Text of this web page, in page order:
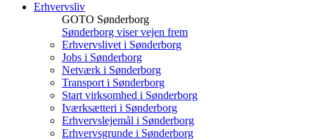
Erhvervsliv
GOTO Sønderborg
Sønderborg viser vejen frem
Erhvervslivet i Sønderborg
Jobs i Sønderborg
Netværk i Sønderborg
Transport i Sønderborg
Start virksomhed i Sønderborg
Iværksætteri i Sønderborg
Erhvervslejemål i Sønderborg
Erhvervsgrunde i Sønderborg